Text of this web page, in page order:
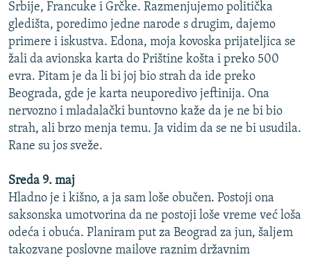
Srbije, Francuke i Grčke. Razmenjujemo politička
gledišta, poredimo jedne narode s drugim, dajemo
primere i iskustva. Edona, moja kovoska prijateljica se
žali da avionska karta do Prištine košta i preko 500
evra. Pitam je da li bi joj bio strah da ide preko
Beograda, gde je karta neuporedivo jeftinija. Ona
nervozno i mladalački buntovno kaže da je ne bi bio
strah, ali brzo menja temu. Ja vidim da se ne bi usudila.
Rane su jos sveže.
Sreda 9. maj
Hladno je i kišno, a ja sam loše obučen. Postoji ona
saksonska umotvorina da ne postoji loše vreme već loša
odeća i obuća. Planiram put za Beograd za jun, šaljem
takozvane poslovne mailove raznim državnim